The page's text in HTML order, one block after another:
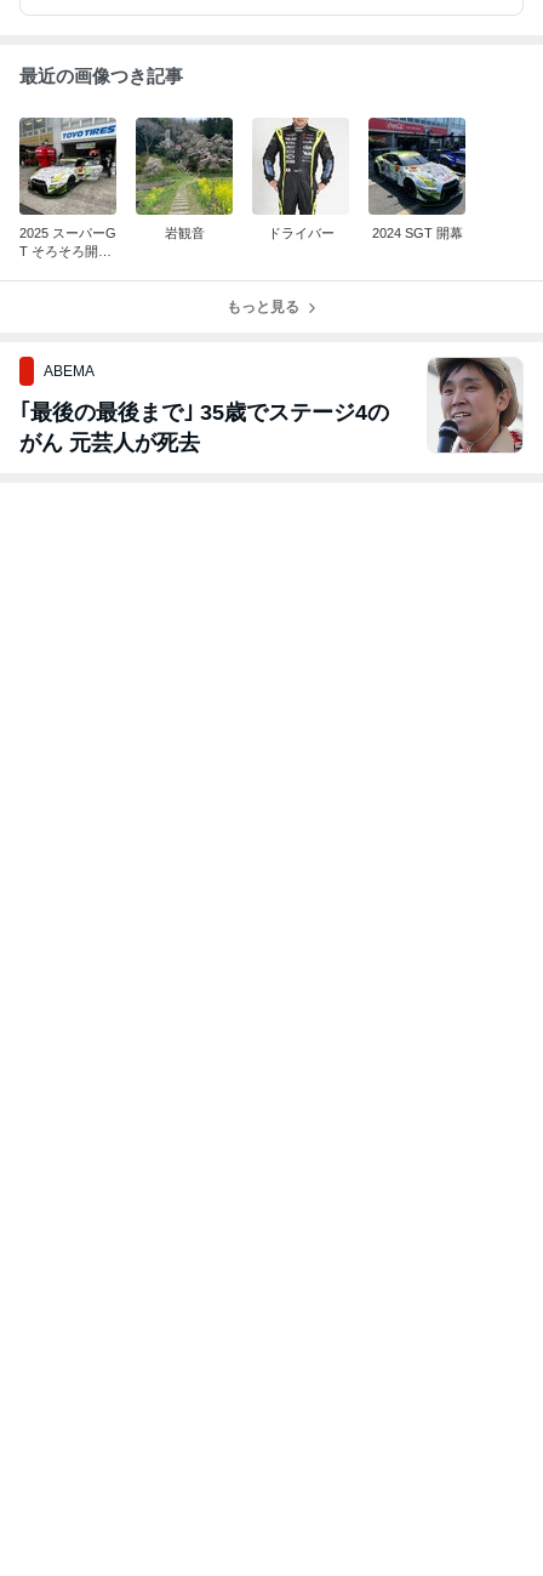
パー耐久、スーパーGT レースの事ならなんでもご相談ください。
最近の画像つき記事
2025 スーパーG
T そろそろ開幕
岩観音 ドライバー 2024 SGT 開幕
もっと見る
ABEMA
｢最後の最後まで｣ 35歳でステージ4の
がん 元芸人が死去